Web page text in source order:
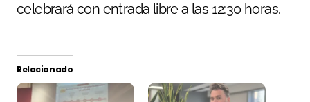
celebrará con entrada libre a las 12:30 horas.
Relacionado